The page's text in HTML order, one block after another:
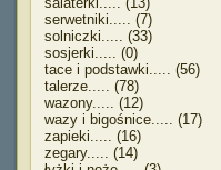
serwetniki..... (7)
solniczki..... (33)
sosjerki..... (0)
tace i podstawki..... (56)
talerze..... (78)
wazony..... (12)
wazy i bigośnice..... (17)
zapieki..... (16)
zegary..... (14)